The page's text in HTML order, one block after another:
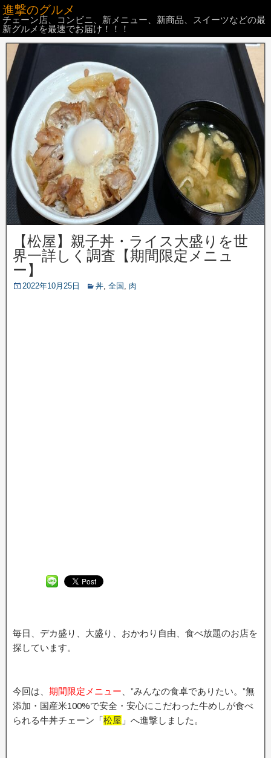
進撃のグルメ
チェーン店、コンビニ、新メニュー、新商品、スイーツなどの最
新グルメを最速でお届け！！！
【松屋】親子丼・ライス大盛りを世
界一詳しく調査【期間限定メニュ
ー】
2022年10月25日 丼, 全国 , 肉
毎日、デカ盛り、大盛り、おかわり自由、食べ放題のお店を
探しています。
今回は、 期間限定メニュー 、”みんなの食卓でありたい。”無
添加・国産米100%で安全・安心にこだわった牛めしが食べ
られる牛丼チェーン「松屋 」へ進撃しました。